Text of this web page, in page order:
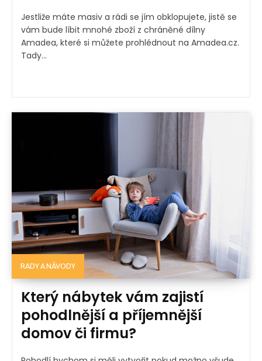
Jestliže máte masiv a rádi se jím obklopujete, jistě se
vám bude líbit mnohé zboží z chráněné dílny
Amadea, které si můžete prohlédnout na Amadea.cz.
Tady...
RADY A NÁVODY
Který nábytek vám zajistí
pohodlnější a příjemnější
domov či firmu?